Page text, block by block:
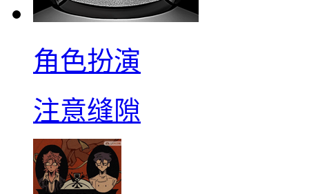
角色扮演
注意缝隙